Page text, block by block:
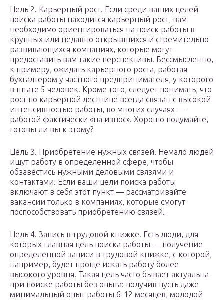
Цель 2. Карьерный рост. Если среди ваших целей
поиска работы находится карьерный рост, вам
необходимо ориентироваться на поиск работы в
крупных или недавно открывшихся и стремительно
развивающихся компаниях, которые могут
предоставить вам такие перспективы. Бессмысленно,
к примеру, ожидать карьерного роста, работая
бухгалтером у частного предпринимателя, у которого
в штате 5 человек. Кроме того, следует понимать, что
рост по карьерной лестнице всегда связан с высокой
интенсивностью работы, во многих случаях —
работой фактически «на износ». Хорошо подумайте,
готовы ли вы к этому?
Цель 3. Приобретение нужных связей. Немало людей
ищут работу в определенной сфере, чтобы
обзавестись нужными деловыми связями и
контактами. Если ваши цели поиска работы
включают в себя этот пункт — рассматривайте
вакансии только в компаниях, которые смогут
поспособствовать приобретению связей.
Цель 4. Запись в трудовой книжке. Есть люди, для
которых главная цель поиска работы — получение
определенной записи в трудовой книжке, с которой,
например, будет проще искать работу более
высокого уровня. Такая цель часто бывает актуальна
при поиске работы без опыта: получив пусть даже
минимальный опыт работы 6-12 месяцев, молодой